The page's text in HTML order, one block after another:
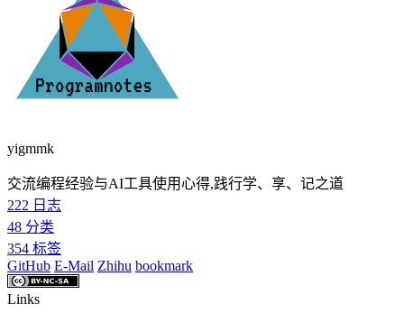
yigmmk
交流编程经验与AI工具使用心得,践行学、享、记之道
222 日志
48 分类
354 标签
GitHub E-Mail Zhihu bookmark
Links